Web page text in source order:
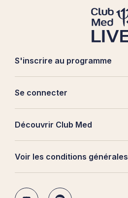
page
S'inscrire au programme
Se connecter
Découvrir Club Med
Voir les conditions générales